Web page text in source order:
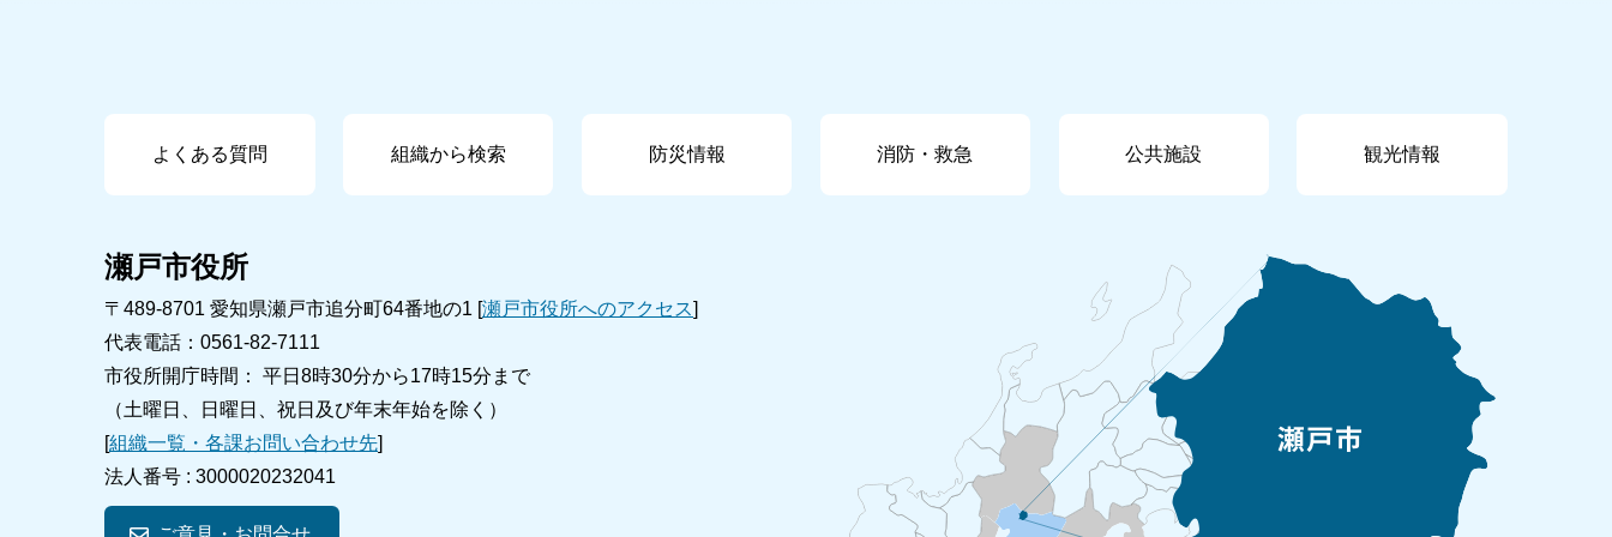
よくある質問 組織から検索 防災情報 消防・救急 公共施設 観光情報
瀬戸市役所
〒489-8701 愛知県瀬戸市追分町64番地の1 [瀬戸市役所へのアクセス]
代表電話：0561-82-7111
市役所開庁時間： 平日8時30分から17時15分まで
（土曜日、日曜日、祝日及び年末年始を除く）
[組織一覧・各課お問い合わせ先]
法人番号 : 3000020232041